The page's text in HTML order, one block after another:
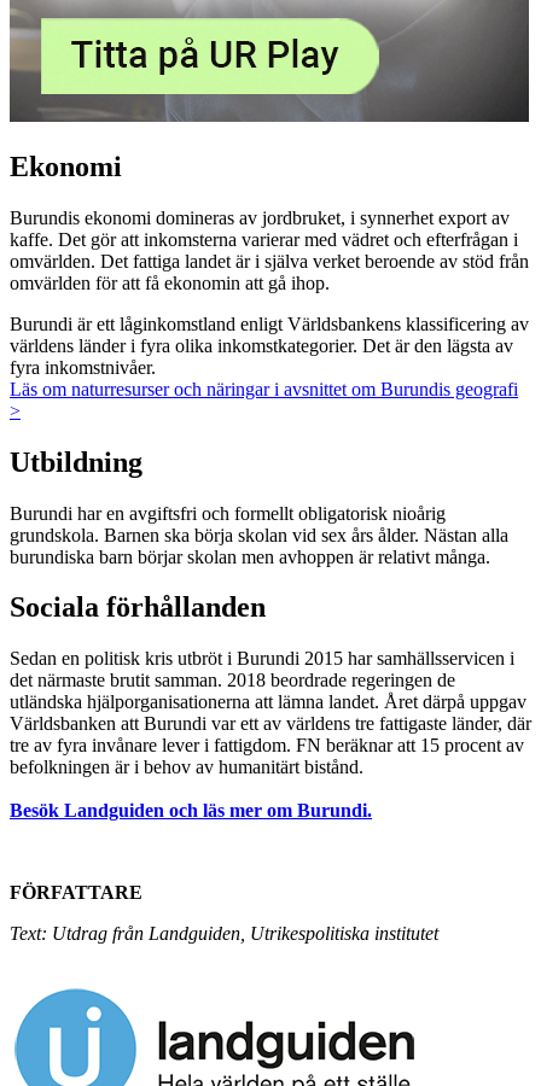
Ekonomi
Burundis ekonomi domineras av jordbruket, i synnerhet export av
kaffe. Det gör att inkomsterna varierar med vädret och efterfrågan i
omvärlden. Det fattiga landet är i själva verket beroende av stöd från
omvärlden för att få ekonomin att gå ihop.
Burundi är ett låginkomstland enligt Världsbankens klassificering av
världens länder i fyra olika inkomstkategorier. Det är den lägsta av
fyra inkomstnivåer.
Läs om naturresurser och näringar i avsnittet om Burundis geografi
>
Utbildning
Burundi har en avgiftsfri och formellt obligatorisk nioårig
grundskola. Barnen ska börja skolan vid sex års ålder. Nästan alla
burundiska barn börjar skolan men avhoppen är relativt många.
Sociala förhållanden
Sedan en politisk kris utbröt i Burundi 2015 har samhällsservicen i
det närmaste brutit samman. 2018 beordrade regeringen de
utländska hjälporganisationerna att lämna landet. Året därpå uppgav
Världsbanken att Burundi var ett av världens tre fattigaste länder, där
tre av fyra invånare lever i fattigdom. FN beräknar att 15 procent av
befolkningen är i behov av humanitärt bistånd.
Besök Landguiden och läs mer om Burundi.
FÖRFATTARE
Text: Utdrag från Landguiden, Utrikespolitiska institutet